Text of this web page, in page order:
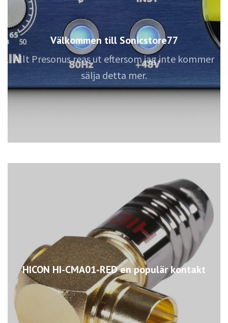
HICON HI-CMA01-RED en populär kontakt
Välkommen till Sonicstore77
Allt Presonus reas ut eftersom jag inte kommer
sälja detta mer.